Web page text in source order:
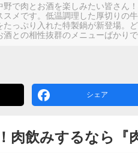
野で肉とお酒を楽しみたい皆さん
スメです。低温調理した厚切りの
たっぷり入れた特製鍋が新登場。
酒との相性抜群のメニューばかり
シェア
肉飲みするなら『